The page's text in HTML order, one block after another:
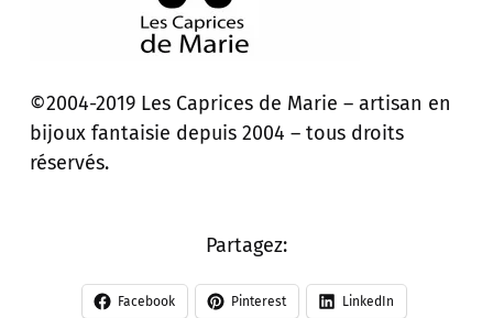
©2004-2019 Les Caprices de Marie – artisan en
bijoux fantaisie depuis 2004 – tous droits
réservés.
Partagez:
Facebook Pinterest LinkedIn